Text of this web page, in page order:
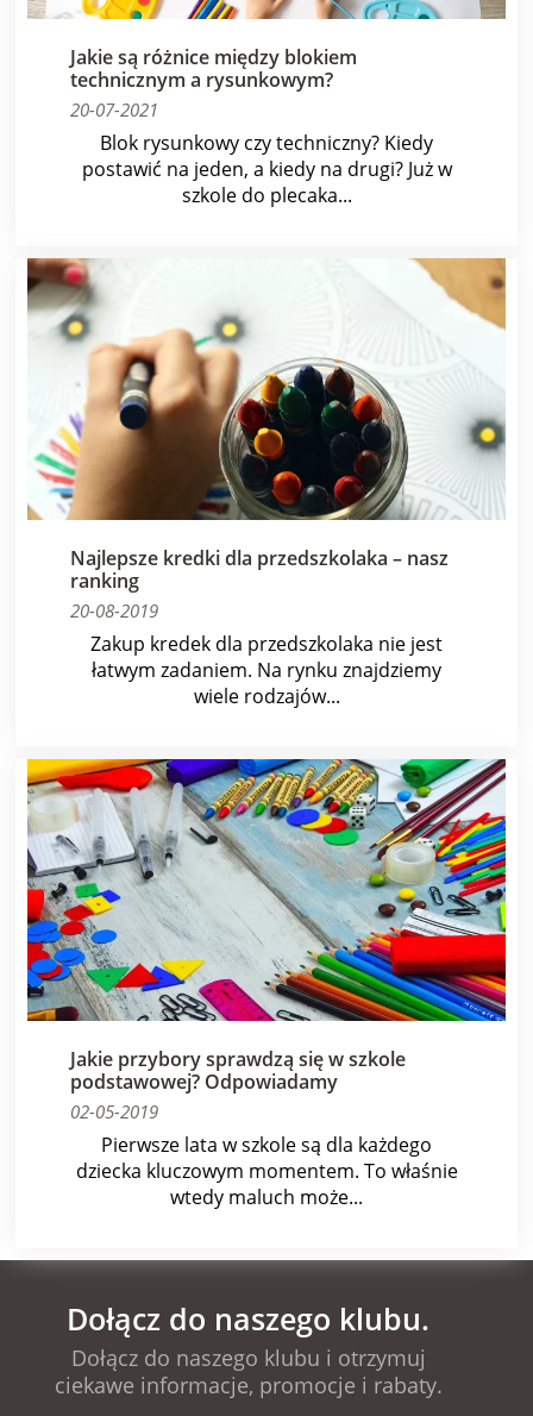
Jakie są różnice między blokiem
technicznym a rysunkowym?
20-07-2021
Blok rysunkowy czy techniczny? Kiedy
postawić na jeden, a kiedy na drugi? Już w
szkole do plecaka...
Najlepsze kredki dla przedszkolaka – nasz
ranking
20-08-2019
Zakup kredek dla przedszkolaka nie jest
łatwym zadaniem. Na rynku znajdziemy
wiele rodzajów...
Jakie przybory sprawdzą się w szkole
podstawowej? Odpowiadamy
02-05-2019
Pierwsze lata w szkole są dla każdego
dziecka kluczowym momentem. To właśnie
wtedy maluch może...
Dołącz do naszego klubu.
Dołącz do naszego klubu i otrzymuj
ciekawe informacje, promocje i rabaty.